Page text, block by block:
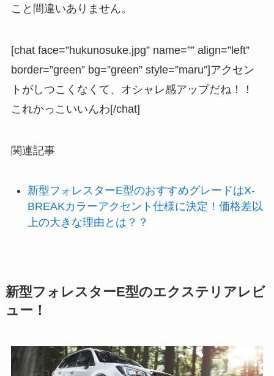
こと間違いありません。
[chat face=”hukunosuke.jpg” name=”” align=”left”
border=”green” bg=”green” style=”maru”]アクセン
トがしつこくなくて、オシャレ感アップだね！！
これかっこいいんわ[/chat]
関連記事
新型フォレスターE型のおすすめグレードはX-
BREAKカラーアクセント仕様に決定！価格差以
上の大きな理由とは？？
新型フォレスターE型のエクステリアレビ
ュー！